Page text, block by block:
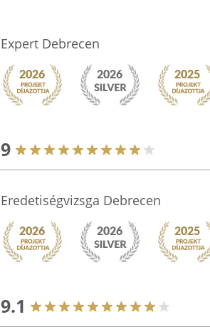
Expert Debrecen
9
Eredetiségvizsga Debrecen
9.1